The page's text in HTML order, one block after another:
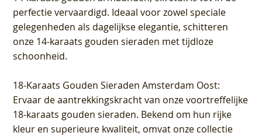
perfectie vervaardigd. Ideaal voor zowel speciale
gelegenheden als dagelijkse elegantie, schitteren
onze 14-karaats gouden sieraden met tijdloze
schoonheid.
18-Karaats Gouden Sieraden Amsterdam Oost:
Ervaar de aantrekkingskracht van onze voortreffelijke
18-karaats gouden sieraden. Bekend om hun rijke
kleur en superieure kwaliteit, omvat onze collectie